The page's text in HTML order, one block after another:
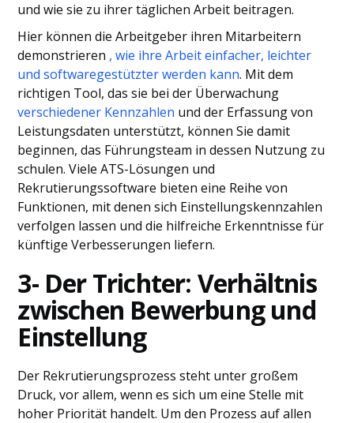
und wie sie zu ihrer täglichen Arbeit beitragen.
Hier können die Arbeitgeber ihren Mitarbeitern
demonstrieren , wie ihre Arbeit einfacher, leichter
und softwaregestützter werden kann. Mit dem
richtigen Tool, das sie bei der Überwachung
verschiedener Kennzahlen und der Erfassung von
Leistungsdaten unterstützt, können Sie damit
beginnen, das Führungsteam in dessen Nutzung zu
schulen. Viele ATS-Lösungen und
Rekrutierungssoftware bieten eine Reihe von
Funktionen, mit denen sich Einstellungskennzahlen
verfolgen lassen und die hilfreiche Erkenntnisse für
künftige Verbesserungen liefern.
3- Der Trichter: Verhältnis
zwischen Bewerbung und
Einstellung
Der Rekrutierungsprozess steht unter großem
Druck, vor allem, wenn es sich um eine Stelle mit
hoher Priorität handelt. Um den Prozess auf allen